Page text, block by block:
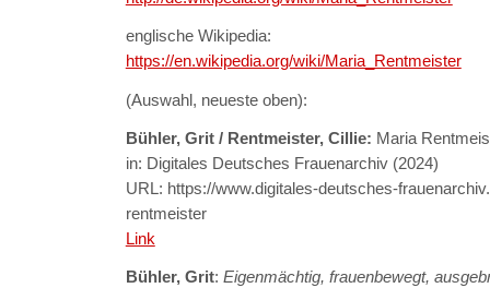
englische Wikipedia:
https://en.wikipedia.org/wiki/Maria_Rentmeister
(Auswahl, neueste oben):
Bühler, Grit / Rentmeister, Cillie: Maria
in: Digitales Deutsches Frauenarchiv (2024)
URL: https://www.digitales-deutsches-
rentmeister
Link
Bühler, Grit: Eigenmächtig, frauenbewegt,